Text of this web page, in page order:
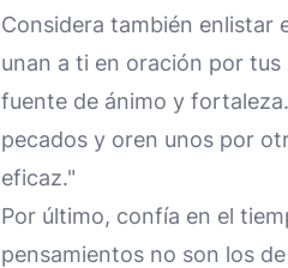
Considera también enlistar
unan a ti en oración por
fuente de ánimo y fortaleza.
pecados y oren unos por
eficaz."
Por último, confía en el
pensamientos no son los